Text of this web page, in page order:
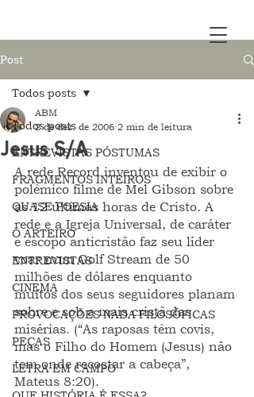
Post
Todos posts
ENTREVISTAS PÓSTUMAS
FRAGMENTOS INTEIROS
QUASE POESIA
O ARTEIRO
ENTREVISTAS
CINEMA
PROVOCAÇÕES NADA FILOSÓFICAS
PEÇAS
LETRA EM CAMPO
Todos posts
Jesus S/A
ABM
2 de dez. de 2006 2 min de leitura
A rede Record inventou de exibir o
polêmico filme de Mel Gibson sobre
as 12 últimas horas de Cristo. A
rede e a Igreja Universal, de caráter
e escopo anticristão faz seu líder
voar num Golf Stream de 50
milhões de dólares enquanto
muitos dos seus seguidores planam
sobre e sob a mais cristã das
misérias. (“As raposas têm covis,
mas o Filho do Homem (Jesus) não
tem onde recostar a cabeça”,
Mateus 8:20).